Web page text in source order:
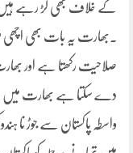
کے خلاف بھی لڑ رہے
۔بھارت یہ بات بھی اچھی
صلاحیت رکھتا ہے اور
دے سکتا ہے بھارت میں
واسطہ پاکستان سے جوڑ نا